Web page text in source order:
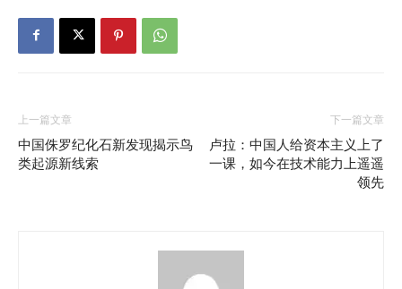
上一篇文章
中国侏罗纪化石新发现揭示鸟
类起源新线索
下一篇文章
卢拉：中国人给资本主义上了
一课，如今在技术能力上遥遥
领先